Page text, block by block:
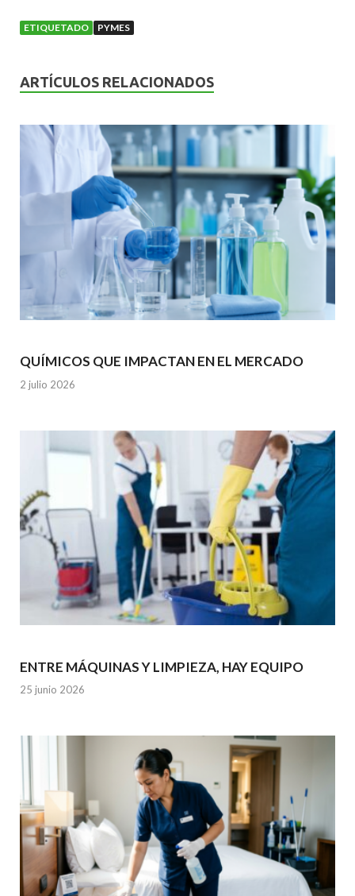
e
o
o
k
itt ai
A
p
p
n
ETIQUETADO PYMES
ARTÍCULOS RELACIONADOS
QUÍMICOS QUE IMPACTAN EN EL MERCADO
2 julio 2026
ENTRE MÁQUINAS Y LIMPIEZA, HAY EQUIPO
25 junio 2026